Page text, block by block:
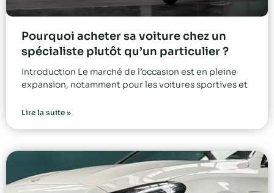
Pourquoi acheter sa voiture chez un
spécialiste plutôt qu’un particulier ?
Introduction Le marché de l’occasion est en pleine
expansion, notamment pour les voitures sportives et
Lire la suite »